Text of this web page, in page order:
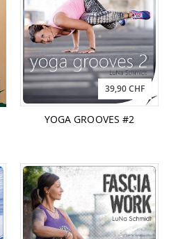
39,90 CHF
YOGA GROOVES #2